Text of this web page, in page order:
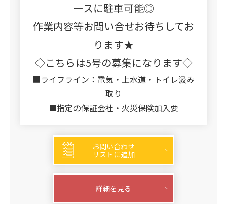
ースに駐車可能◎
作業内容等お問い合せお待ちしてお
ります★
◇こちらは5号の募集になります◇
■ライフライン：電気・上水道・トイレ汲み
取り
■指定の保証会社・火災保険加入要
お問い合わせ
リストに追加
詳細を見る